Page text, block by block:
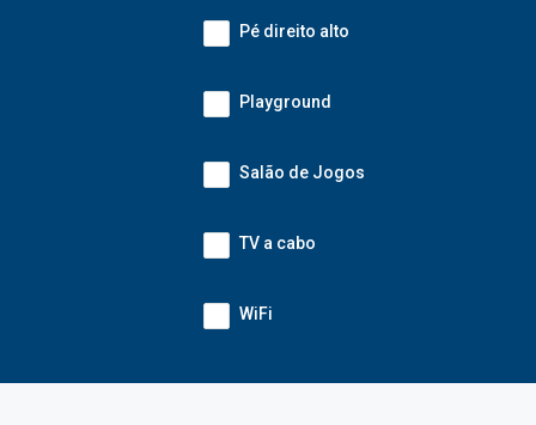
Pé direito alto
Playground
Salão de Jogos
TV a cabo
WiFi